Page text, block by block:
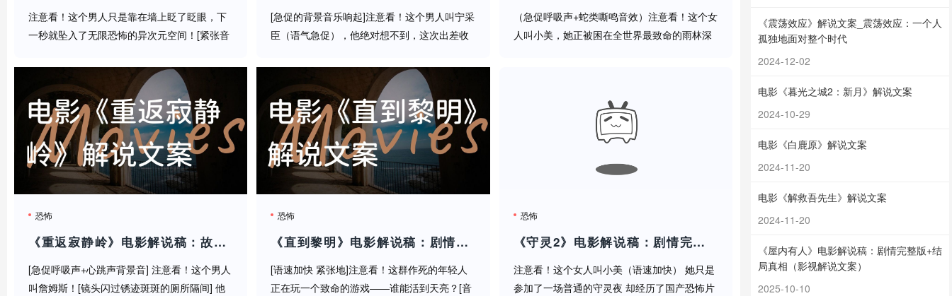
吗？#恐怖电影 #怪兽片 #细思极恐
注意看！这个男人只是靠在墙上眨了眨眼，下
一秒就坠入了无限恐怖的异次元空间！[紧张音
今天要解说的这部现象级恐怖片《后室》，堪
称近年来最让人脊背发凉的都市传说可...
[急促的背景音乐响起]注意看！这个男人叫宁采
臣（语气急促），他绝对想不到，这次出差收
人猜不到，这个书生最后居然成了燕赤霞的战
友！（音效：剑出鞘声）[语速加快]...
（急促呼吸声+蛇类嘶鸣音效）注意看！这个女
人叫小美，她正被困在全世界最致命的雨林深
恐怖
《重返寂静岭》电影解说稿：故事梳理+隐藏细节（影视解说文案）
[急促呼吸声+心跳声背景音] 注意看！这个男人
叫詹姆斯！[镜头闪过锈迹斑斑的厕所隔间] 他
恐怖
《直到黎明》电影解说稿：剧情完整版+结局真相（影视解说文案）
[语速加快 紧张地]注意看！这群作死的年轻人
正在玩一个致命的游戏——谁能活到天亮？[音
恐怖
《守灵2》电影解说稿：剧情完整版+彩蛋盘点（影视解说文案）
注意看！这个女人叫小美（语速加快） 她只是
参加了一场普通的守灵夜 却经历了国产恐怖片
《震荡效应》解说文案_震荡效应：一个人
孤独地面对整个时代
2024-12-02
电影《暮光之城2：新月》解说文案
2024-10-29
电影《白鹿原》解说文案
2024-11-20
电影《解救吾先生》解说文案
2024-11-20
《屋内有人》电影解说稿：剧情完整版+结
局真相（影视解说文案）
2025-10-10